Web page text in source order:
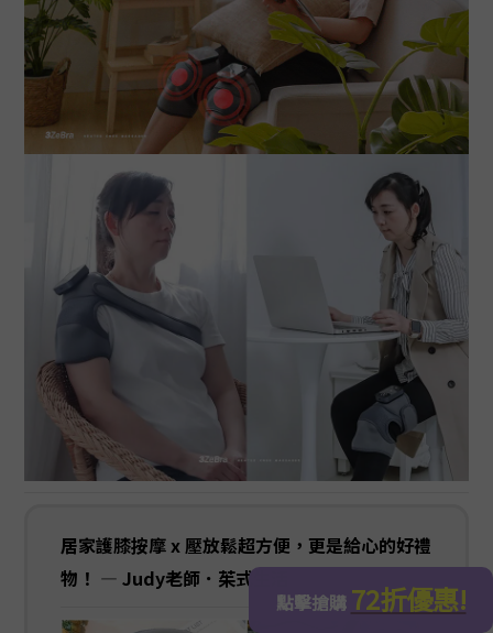
居家護膝按摩 x 壓放鬆超方便，更是給心的好禮
物！ — Judy老師．茱式生活
立即購買